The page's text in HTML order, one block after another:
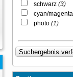
schwarz (3)
cyan/
photo (1)